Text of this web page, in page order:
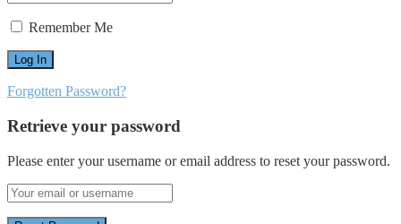
Remember Me
Forgotten Password?
Retrieve your password
Please enter your username or email address to reset your password.